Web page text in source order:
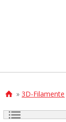
 »3D-Filamente